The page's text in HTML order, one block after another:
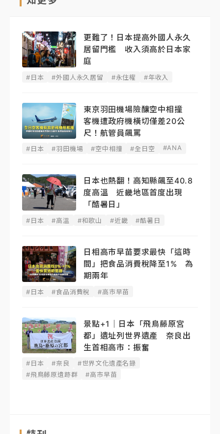
更難了！日本提高外國人永久
居留門檻 收入須高於日本家
庭
#日本 #外國人永久居留 #永住權 #年收入
東京羽田機場險釀空中相撞
客機遭政府機橫切僅差20公
尺！航管員飆罵
#日本 #羽田機場 #空中相撞 #全日空 #ANA
日本也熱翻！高知縣飆至40.8
度高溫 近畿地區首度出現
「酷暑日」
#日本 #高溫 #和歌山 #近畿 #酷暑日
日相高市早苗要求最快「這時
間」把食品消費稅降至1% 為
期兩年
#日本 #食品消費稅 #高市早苗
景點+1｜日本「飛鳥藤原宮
都」遺址列世界遺產 奈良出
生首相高市：振奮
#日本 #奈良
#世界文化遺產名錄
#飛鳥藤原遺跡群
#高市早苗